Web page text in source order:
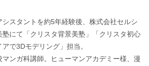
スタントを約5年経験後、株式会社セルシ
にて「クリスタ背景美塾」「クリスタ初心
で3Dモデリング」担当。
ンガ科講師。ヒューマンアカデミー様、漫